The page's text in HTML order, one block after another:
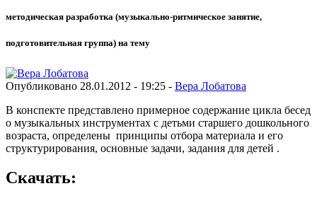
методическая разработка (музыкально-ритмическое занятие,
подготовительная группа) на тему
Опубликовано 28.01.2012 - 19:25 - Вера Лобатова
В конспекте представлено примерное содержание цикла бесед
о музыкальных инструментах с детьми старшего дошкольного
возраста, определены принципы отбора материала и его
структурирования, основные задачи, задания для детей .
Скачать: